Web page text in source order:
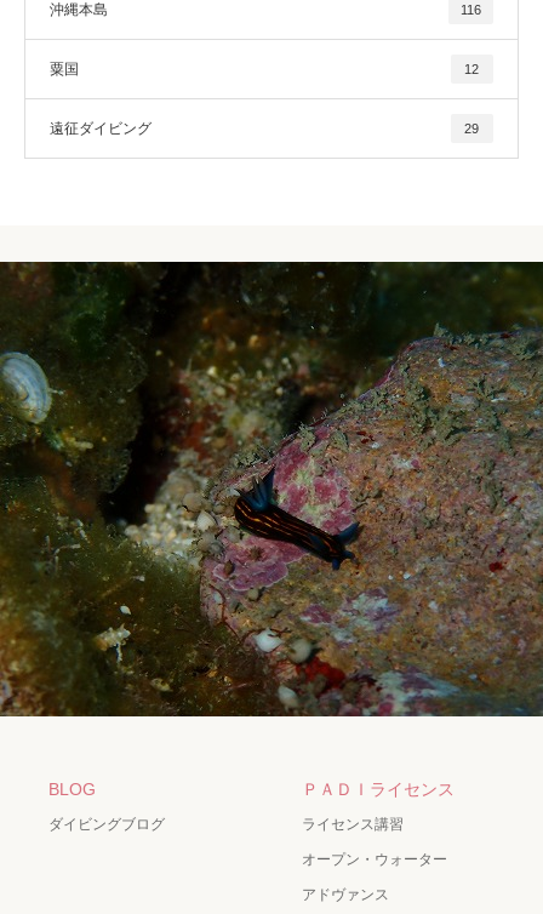
沖縄本島 116
粟国 12
遠征ダイビング 29
BLOG
ダイビングブログ
ＰＡＤＩライセンス
ライセンス講習
オープン・ウォーター
アドヴァンス